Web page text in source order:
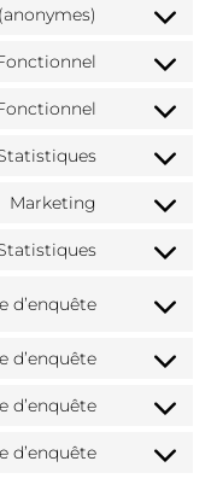
Consent
service
Consent
service
Consent
service
Consent
service
Marketing
Consent
service
Consent
service
d’enquête
Consent
service
fonts
d’enquête
Consent
service
d’enquête
Consent
service
d’enquête
Consent